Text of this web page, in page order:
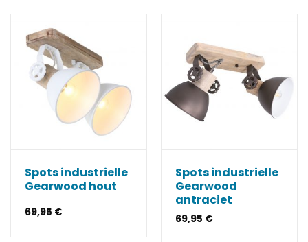
Spots industrielle
Gearwood hout
69,95 €
Spots industrielle
Gearwood
antraciet
69,95 €